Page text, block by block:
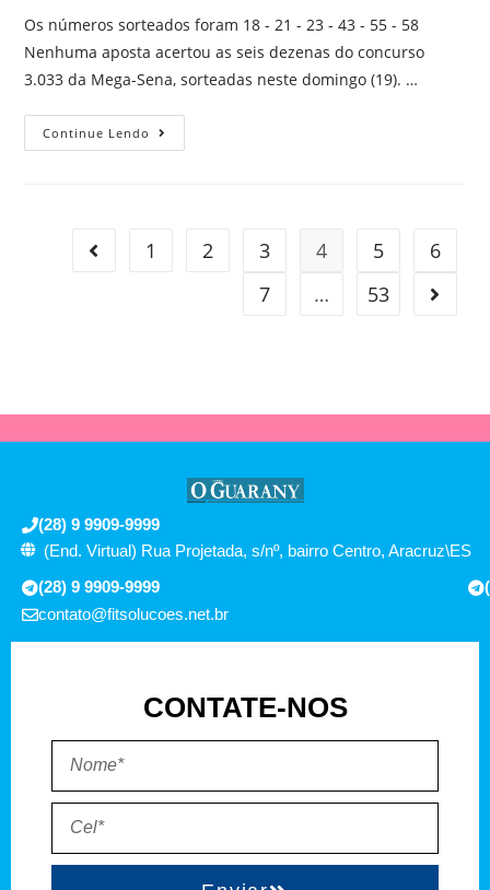
Os números sorteados foram 18 - 21 - 23 - 43 - 55 - 58
Nenhuma aposta acertou as seis dezenas do concurso
3.033 da Mega-Sena, sorteadas neste domingo (19). …
Continue Lendo
1 2 3 4 5
6
7
… 53
(28) 9 9909-9999
(End. Virtual) Rua Projetada, s/nº, bairro Centro, Aracruz\ES
(28) 9 9909-9999
contato@fitsolucoes.net.br
CONTATE-NOS